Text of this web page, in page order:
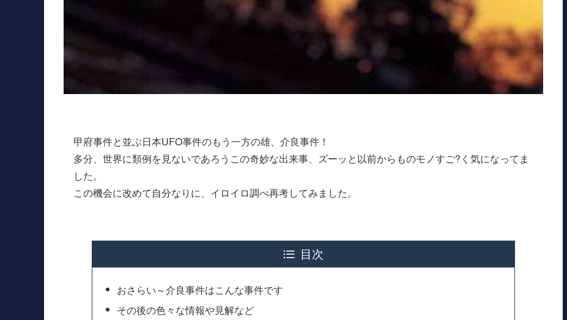
甲府事件と並ぶ日本UFO事件のもう一方の雄、介良事件！
多分、世界に類例を見ないであろうこの奇妙な出来事、ズーッと以前からものモノすご?く気になってま
した。
この機会に改めて自分なりに、イロイロ調べ再考してみました。
目次
おさらい～介良事件はこんな事件です
その後の色々な情報や見解など